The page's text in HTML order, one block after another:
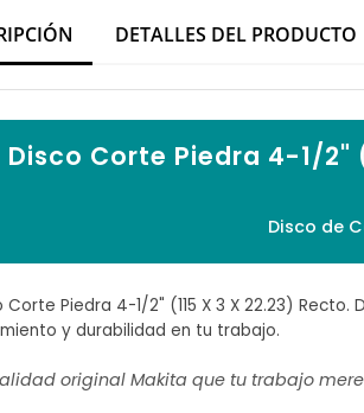
DETALLES DEL PRODUCTO
Disco Corte Piedra 4-1/2"
Disco de
Corte Piedra 4-1/2" (115 X 3 X 22.23)
y durabilidad en tu trabajo.
original Makita que tu trabajo